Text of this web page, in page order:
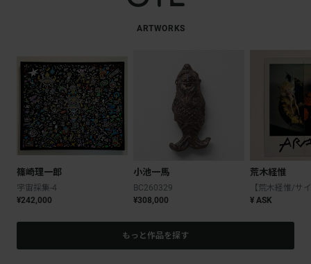
ARTWORKS
篠崎理一郎
宇宙採集-4
¥242,000
小池一馬
BC260329
¥308,000
荒木経惟
¥ ASK
もっと作品を探す